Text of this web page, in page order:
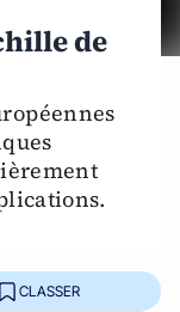
de
CLASSER